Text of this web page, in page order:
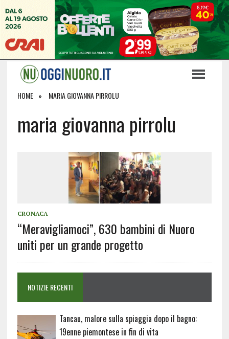
HOME MARIA GIOVANNA PIRROLU
maria giovanna pirrolu
CRONACA
“Meravigliamoci”, 630 bambini di Nuoro
uniti per un grande progetto
NOTIZIE RECENTI
Tancau, malore sulla spiaggia dopo il bagno:
19enne piemontese in fin di vita